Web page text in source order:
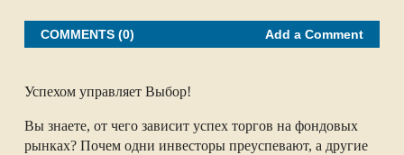
r
e
b
o
t
t
e
i
l
COMMENTS (0) Add a Comment
Успехом управляет Выбор!
Вы знаете, от чего зависит успех торгов на фондовых
рынках? Почем одни инвесторы преуспевают, а другие